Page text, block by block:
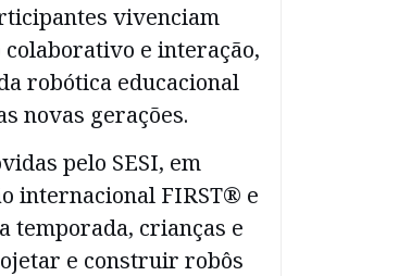
vivenciam
e interação,
robótica educacional
novas gerações.
pelo SESI, em
internacional FIRST®️ e
temporada, crianças e
e construir robôs